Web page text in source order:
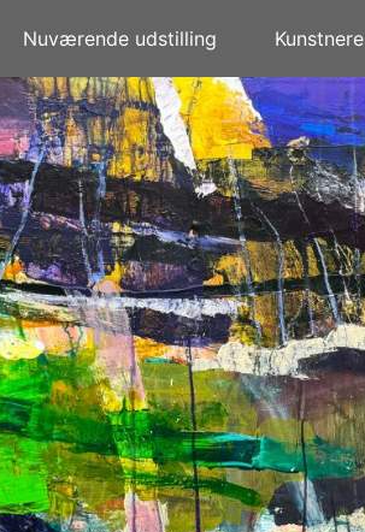
Nuværende udstilling Kunstnere